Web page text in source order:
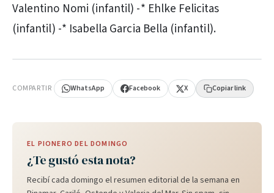
Valentino Nomi (infantil) -* Ehlke Felicitas
(infantil) -* Isabella Garcia Bella (infantil).
COMPARTIR WhatsApp Facebook X Copiar link
EL PIONERO DEL DOMINGO
¿Te gustó esta nota?
Recibí cada domingo el resumen editorial de la semana en